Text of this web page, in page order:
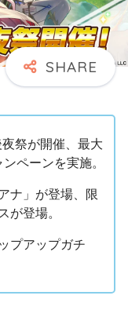
祭が開催、最大
ペーンを実施。
ナ」が登場、限
が登場。
プアップガチ